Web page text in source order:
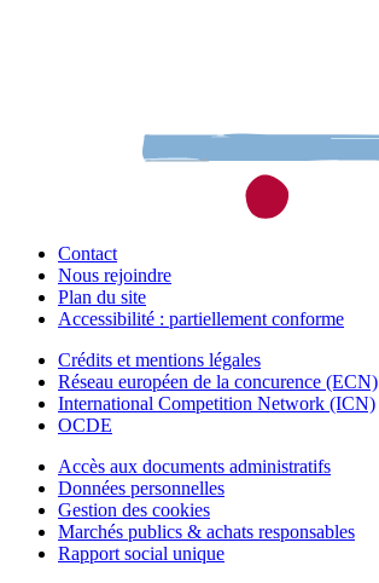
Contact
Nous rejoindre
Plan du site
Accessibilité : partiellement conforme
Crédits et mentions légales
Réseau européen de la concurence (ECN)
International Competition Network (ICN)
OCDE
Accès aux documents administratifs
Données personnelles
Gestion des cookies
Marchés publics & achats responsables
Rapport social unique